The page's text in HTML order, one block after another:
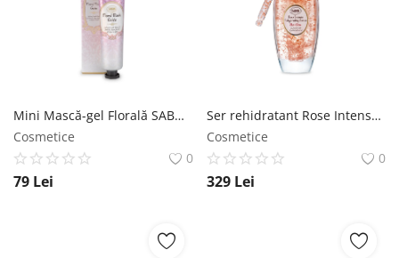
Mini Mască-gel Florală SABON
Cosmetice
0
79 Lei
Ser rehidratant Rose Intense SABON
Cosmetice
0
329 Lei